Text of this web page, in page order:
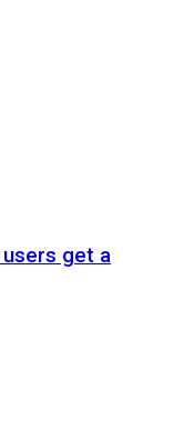
users get a